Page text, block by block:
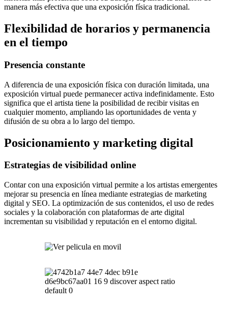
manera más efectiva que una exposición física tradicional.
Flexibilidad de horarios y permanencia
en el tiempo
Presencia constante
A diferencia de una exposición física con duración limitada, una
exposición virtual puede permanecer activa indefinidamente. Esto
significa que el artista tiene la posibilidad de recibir visitas en
cualquier momento, ampliando las oportunidades de venta y
difusión de su obra a lo largo del tiempo.
Posicionamiento y marketing digital
Estrategias de visibilidad online
Contar con una exposición virtual permite a los artistas emergentes
mejorar su presencia en línea mediante estrategias de marketing
digital y SEO. La optimización de sus contenidos, el uso de redes
sociales y la colaboración con plataformas de arte digital
incrementan su visibilidad y reputación en el entorno digital.